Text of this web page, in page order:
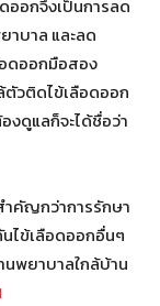
ออกจึงเป็นการลด
าบาล และลด
อดออกมือสอง
ตัวติดไข้เลือดออก
งดูแลก็จะได้ชื่อว่า
คัญกว่าการรักษา
ไข้เลือดออกอื่นๆ
พยาบาลใกล้บ้าน